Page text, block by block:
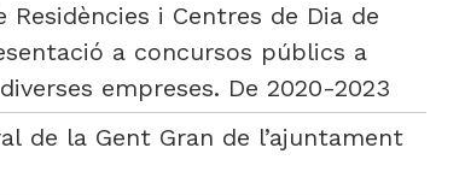
Residències i Centres de Dia de
a concursos públics a
empreses. De 2020-2023
de la Gent Gran de l’ajuntament